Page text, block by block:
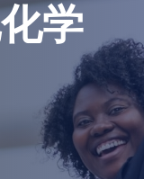
学